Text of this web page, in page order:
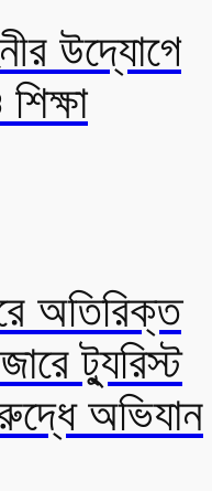
উদ্যোগে
অতিরিক্ত
ট্যুরিস্ট
অভিযান